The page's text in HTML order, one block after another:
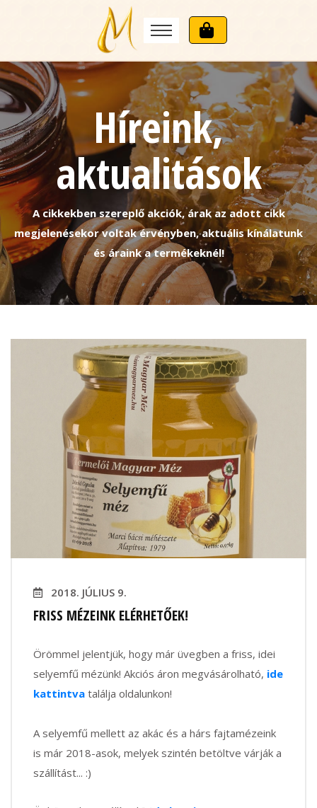
Híreink,
aktualitások
A cikkekben szereplő akciók, árak az adott cikk
megjelenésekor voltak érvényben, aktuális kínálatunk
és áraink a termékeknél!
2018. JÚLIUS 9.
FRISS MÉZEINK ELÉRHETŐEK!
Örömmel jelentjük, hogy már üvegben a friss, idei
selyemfű mézünk! Akciós áron megvásárolható, ide
kattintva találja oldalunkon!
A selyemfű mellett az akác és a hárs fajtamézeink
is már 2018-asok, melyek szintén betöltve várják a
szállítást... :)